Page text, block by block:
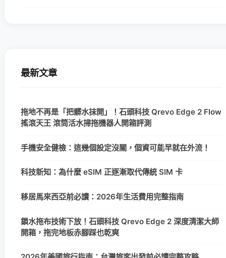
最新文章
拖地不再是「把髒水抹開」！石頭科技 Qrevo Edge 2 Flow
搖滾天王 滾筒活水掃拖機器人開箱評測
手機安全健檢：這幾個設定沒關，個資可能早就在外流！
科技新知：為什麼 eSIM 正逐漸取代傳統 SIM 卡
移居馬來西亞前必讀：2026年生活費用完整指南
鎖水拖布技術下放！石頭科技 Qrevo Edge 2 深度清潔大師
開箱，拖完地板赤腳踩也乾爽